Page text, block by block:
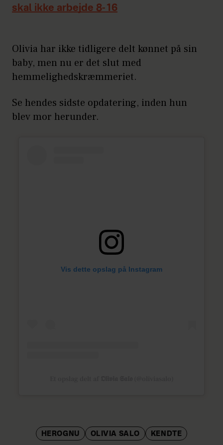
skal ikke arbejde 8-16
Olivia har ikke tidligere delt kønnet på sin
baby, men nu er det slut med
hemmelighedskræmmeriet.
Se hendes sidste opdatering, inden hun
blev mor herunder.
Vis dette opslag på Instagram
HEROGNU OLIVIA SALO KENDTE